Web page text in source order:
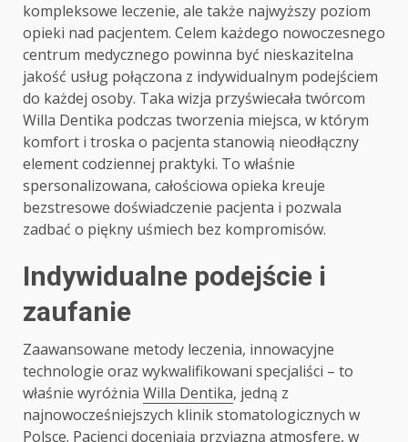
kompleksowe leczenie, ale także najwyższy poziom
opieki nad pacjentem. Celem każdego nowoczesnego
centrum medycznego powinna być nieskazitelna
jakość usług połączona z indywidualnym podejściem
do każdej osoby. Taka wizja przyświecała twórcom
Willa Dentika podczas tworzenia miejsca, w którym
komfort i troska o pacjenta stanowią nieodłączny
element codziennej praktyki. To właśnie
spersonalizowana, całościowa opieka kreuje
bezstresowe doświadczenie pacjenta i pozwala
zadbać o piękny uśmiech bez kompromisów.
Indywidualne podejście i
zaufanie
Zaawansowane metody leczenia, innowacyjne
technologie oraz wykwalifikowani specjaliści – to
właśnie wyróżnia Willa Dentika, jedną z
najnowocześniejszych klinik stomatologicznych w
Polsce. Pacjenci doceniają przyjazną atmosferę, w